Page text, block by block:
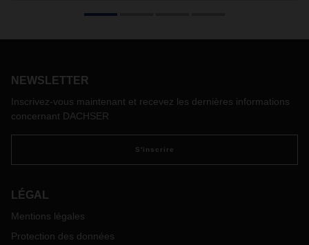
européen de groupage alimentaire : Bring Frigo.
Network, cela renforce les liens avec la Suède, la Norvège
et la Finlande. Les clients bénéficient de processus efficaces
et de normes de qualité uniformes.
NEWSLETTER
Inscrivez-vous maintenant et recevez les dernières informations
concernant DACHSER
S'inscrire
LÉGAL
Mentions légales
Protection des données